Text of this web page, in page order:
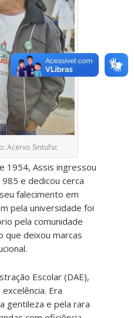
Acervo Sintufsc
1954, Assis ingressou
e dedicou cerca
falecimento em
pela universidade foi
pela comunidade
que deixou marcas
Escolar (DAE),
Era
gentileza e pela rara